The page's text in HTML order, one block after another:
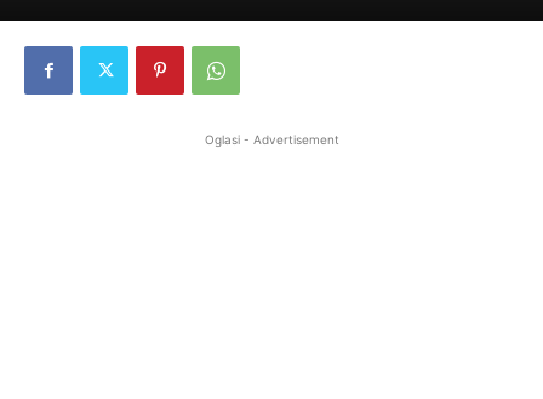
Oglasi - Advertisement